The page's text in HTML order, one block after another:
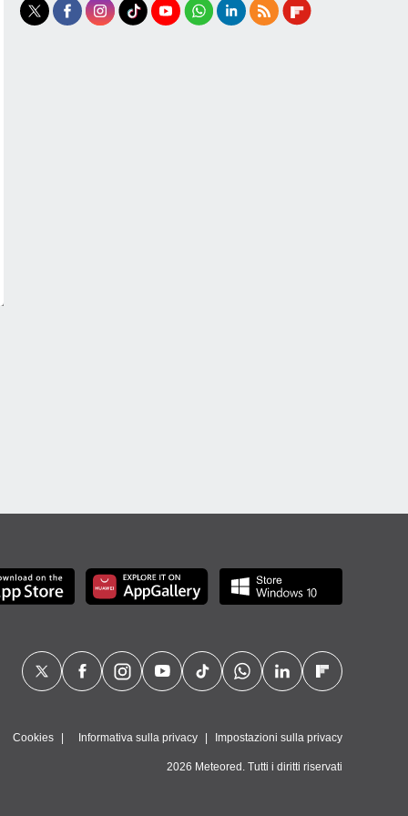
Cookies Informativa sulla privacy Impostazioni sulla privacy
2026 Meteored. Tutti i diritti riservati